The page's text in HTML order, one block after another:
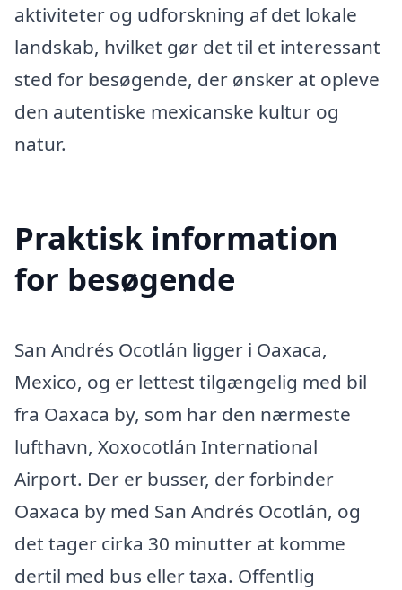
aktiviteter og udforskning af det lokale
landskab, hvilket gør det til et interessant
sted for besøgende, der ønsker at opleve
den autentiske mexicanske kultur og
natur.
Praktisk information
for besøgende
San Andrés Ocotlán ligger i Oaxaca,
Mexico, og er lettest tilgængelig med bil
fra Oaxaca by, som har den nærmeste
lufthavn, Xoxocotlán International
Airport. Der er busser, der forbinder
Oaxaca by med San Andrés Ocotlán, og
det tager cirka 30 minutter at komme
dertil med bus eller taxa. Offentlig